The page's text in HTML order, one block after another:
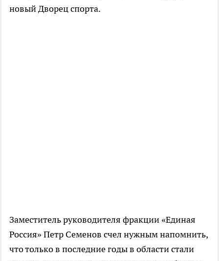
новый Дворец спорта.
Заместитель руководителя фракции «Единая
Россия» Петр Семенов счел нужным напомнить,
что только в последние годы в области стали